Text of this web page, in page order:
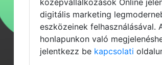
középvállalkozások Online
digitális marketing
eszközeinek felhasználásával.
honlapunkon való
jelentkezz be kapcsolati